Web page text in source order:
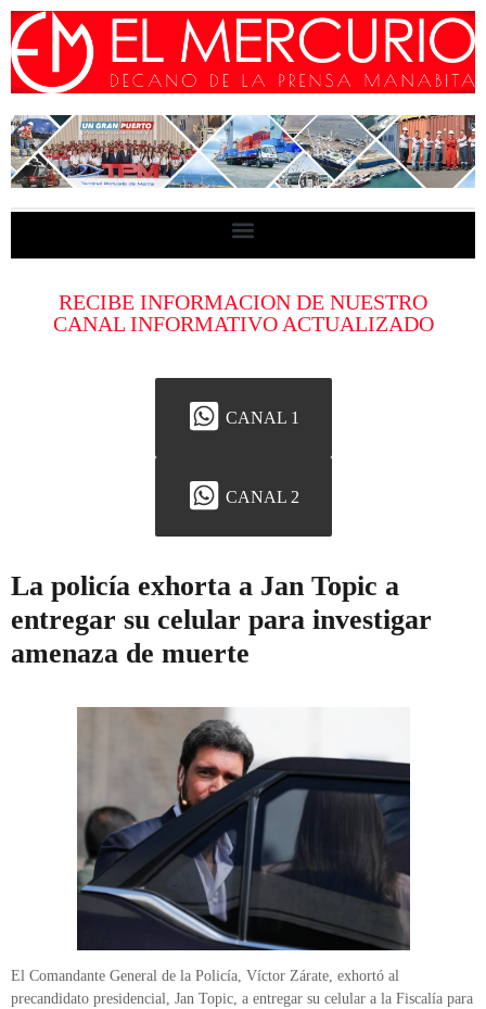
RECIBE INFORMACION DE NUESTRO
CANAL INFORMATIVO ACTUALIZADO
CANAL 1
CANAL 2
La policía exhorta a Jan Topic a
entregar su celular para investigar
amenaza de muerte
El Comandante General de la Policía, Víctor Zárate, exhortó al
precandidato presidencial, Jan Topic, a entregar su celular a la Fiscalía para